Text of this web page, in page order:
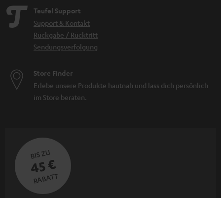
Teufel Support
Support & Kontakt
Rückgabe / Rücktritt
Sendungsverfolgung
Store Finder
Erlebe unsere Produkte hautnah und lass dich persönlich
im Store beraten.
BIS ZU
45 €
RABATT